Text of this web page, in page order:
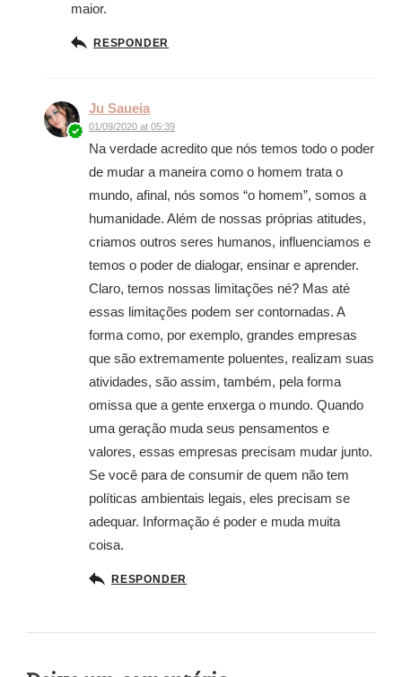
maior.
RESPONDER
Ju Saueia
01/09/2020 at 05:39
Na verdade acredito que nós temos todo o poder
de mudar a maneira como o homem trata o
mundo, afinal, nós somos “o homem”, somos a
humanidade. Além de nossas próprias atitudes,
criamos outros seres humanos, influenciamos e
temos o poder de dialogar, ensinar e aprender.
Claro, temos nossas limitações né? Mas até
essas limitações podem ser contornadas. A
forma como, por exemplo, grandes empresas
que são extremamente poluentes, realizam suas
atividades, são assim, também, pela forma
omissa que a gente enxerga o mundo. Quando
uma geração muda seus pensamentos e
valores, essas empresas precisam mudar junto.
Se você para de consumir de quem não tem
políticas ambientais legais, eles precisam se
adequar. Informação é poder e muda muita
coisa.
RESPONDER